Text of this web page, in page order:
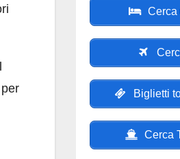
Cerca
Biglietti
Cerca